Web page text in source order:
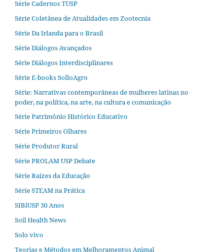
Série Cadernos TUSP
Série Coletânea de Atualidades em Zootecnia
Série Da Irlanda para o Brasil
Série Diálogos Avançados
Série Diálogos Interdisciplinares
Série E-books SolloAgro
Série: Narrativas contemporâneas de mulheres latinas no
poder, na política, na arte, na cultura e comunicação
Série Patrimônio Histórico Educativo
Série Primeiros Olhares
Série Produtor Rural
Série PROLAM USP Debate
Série Raízes da Educação
Série STEAM na Prática
SIBiUSP 30 Anos
Soil Health News
Solo vivo
Teorias e Métodos em Melhoramentos Animal